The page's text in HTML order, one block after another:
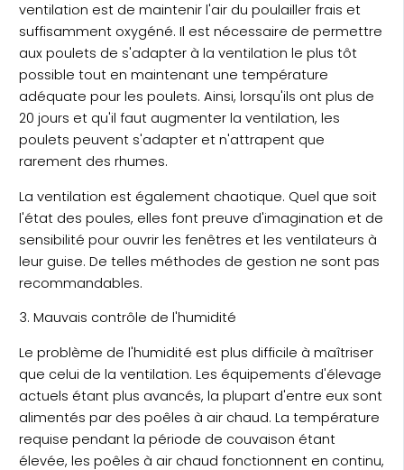
ventilation est de maintenir l'air du poulailler frais et
suffisamment oxygéné. Il est nécessaire de permettre
aux poulets de s'adapter à la ventilation le plus tôt
possible tout en maintenant une température
adéquate pour les poulets. Ainsi, lorsqu'ils ont plus de
20 jours et qu'il faut augmenter la ventilation, les
poulets peuvent s'adapter et n'attrapent que
rarement des rhumes.
La ventilation est également chaotique. Quel que soit
l'état des poules, elles font preuve d'imagination et de
sensibilité pour ouvrir les fenêtres et les ventilateurs à
leur guise. De telles méthodes de gestion ne sont pas
recommandables.
3. Mauvais contrôle de l'humidité
Le problème de l'humidité est plus difficile à maîtriser
que celui de la ventilation. Les équipements d'élevage
actuels étant plus avancés, la plupart d'entre eux sont
alimentés par des poêles à air chaud. La température
requise pendant la période de couvaison étant
élevée, les poêles à air chaud fonctionnent en continu,